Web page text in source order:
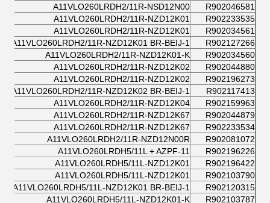
R902046581
A11VLO260LRDH2/11R-NSD12N00
R902233535
A11VLO260LRDH2/11R-NZD12K01
R902034561
A11VLO260LRDH2/11R-NZD12K01
R902127266
A11VLO260LRDH2/11R-NZD12K01 BR-BEIJ-1
R902034560
A11VLO260LRDH2/11R-NZD12K01-K
R902044880
A11VLO260LRDH2/11R-NZD12K02
R902196273
A11VLO260LRDH2/11R-NZD12K02
R902117413
A11VLO260LRDH2/11R-NZD12K02 BR-BEIJ-1
R902159963
A11VLO260LRDH2/11R-NZD12K04
R902044879
A11VLO260LRDH2/11R-NZD12K67
R902233534
A11VLO260LRDH2/11R-NZD12K67
R902081072
A11VLO260LRDH2/11R-NZD12N00R
R902196226
A11VLO260LRDH5/11L + AZPF-11
R902196422
A11VLO260LRDH5/11L-NZD12K01
R902103790
A11VLO260LRDH5/11L-NZD12K01
R902120315
A11VLO260LRDH5/11L-NZD12K01 BR-BEIJ-1
R902103787
A11VLO260LRDH5/11L-NZD12K01-K